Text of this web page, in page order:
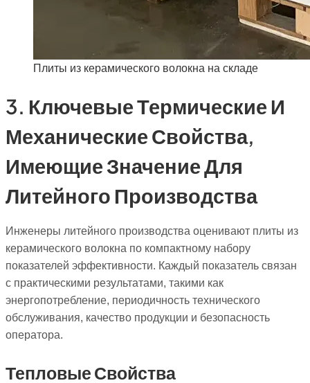
Плиты из керамического волокна на складе
3. Ключевые Термические И
Механические Свойства,
Имеющие Значение Для
Литейного Производства
Инженеры литейного производства оценивают плиты из
керамического волокна по компактному набору
показателей эффективности. Каждый показатель связан
с практическими результатами, такими как
энергопотребление, периодичность технического
обслуживания, качество продукции и безопасность
оператора.
Тепловые Свойства